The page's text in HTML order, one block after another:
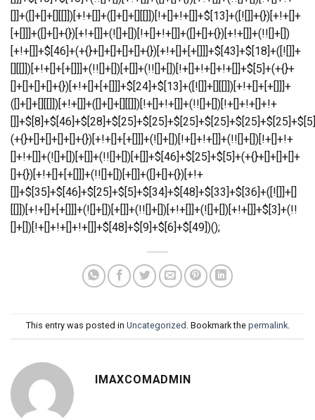
This entry was posted in Uncategorized . Bookmark the permalink.
IMAXCOMADMIN